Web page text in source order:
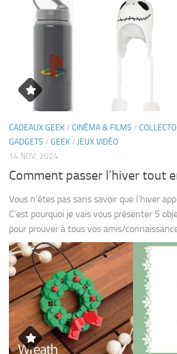
CADEAUX GEEK/ CINÉMA & FILMS /
GADGETS / GEEK/ JEUX VIDÉO
14 NOV, 2024
Comment passer l’hiver tout
Vous n’êtes pas sans savoir que l’hiver
C’est pourquoi je vais vous présenter 5
pour prouver à tous vos amis/